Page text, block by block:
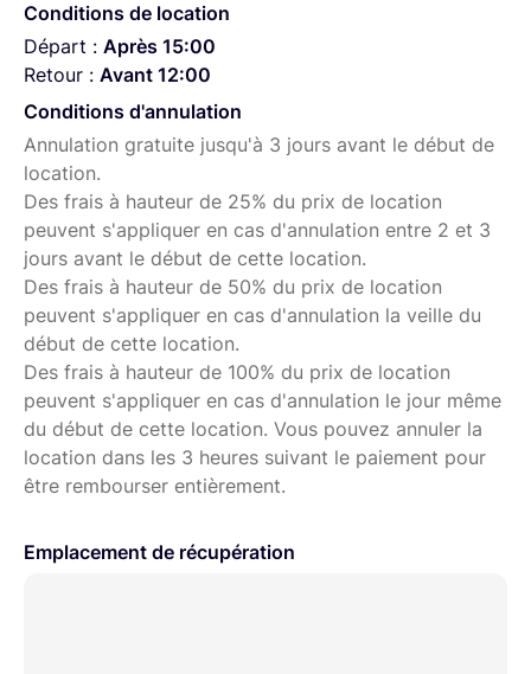
Conditions de location
Départ : Après 15:00
Retour : Avant 12:00
Conditions d'annulation
Annulation gratuite jusqu'à 3 jours avant le début de
location.
Des frais à hauteur de 25% du prix de location
peuvent s'appliquer en cas d'annulation entre 2 et 3
jours avant le début de cette location.
Des frais à hauteur de 50% du prix de location
peuvent s'appliquer en cas d'annulation la veille du
début de cette location.
Des frais à hauteur de 100% du prix de location
peuvent s'appliquer en cas d'annulation le jour même
du début de cette location. Vous pouvez annuler la
location dans les 3 heures suivant le paiement pour
être rembourser entièrement.
Emplacement de récupération